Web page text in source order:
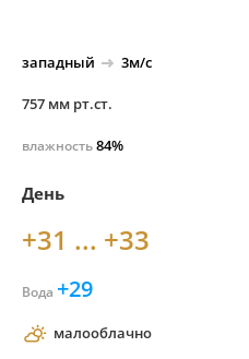
западный 3м/с
757 мм рт.ст.
влажность84%
День
+31 ... +33
Вода +29
малооблачно